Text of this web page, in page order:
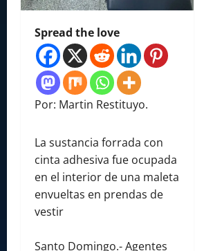
Spread the love
Por: Martin Restituyo.
La sustancia forrada con
cinta adhesiva fue ocupada
en el interior de una maleta
envueltas en prendas de
vestir
Santo Domingo.- Agentes